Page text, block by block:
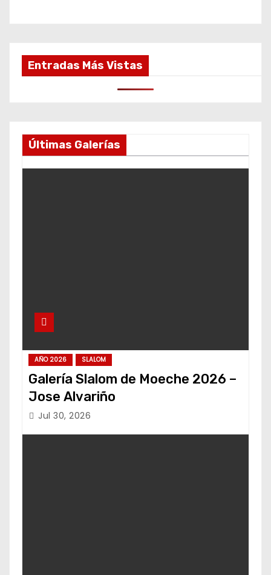
Entradas Más Vistas
Últimas Galerías
AÑO 2026 SLALOM
Galería Slalom de Moeche 2026 –
Jose Alvariño
Jul 30, 2026